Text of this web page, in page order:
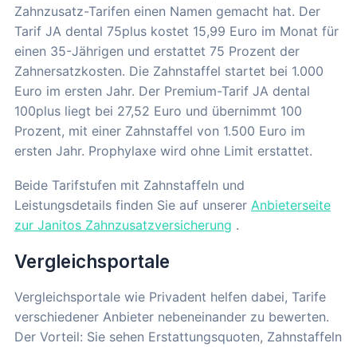
Zahnzusatz-Tarifen einen Namen gemacht hat. Der
Tarif JA dental 75plus kostet 15,99 Euro im Monat für
einen 35-Jährigen und erstattet 75 Prozent der
Zahnersatzkosten. Die Zahnstaffel startet bei 1.000
Euro im ersten Jahr. Der Premium-Tarif JA dental
100plus liegt bei 27,52 Euro und übernimmt 100
Prozent, mit einer Zahnstaffel von 1.500 Euro im
ersten Jahr. Prophylaxe wird ohne Limit erstattet.
Beide Tarifstufen mit Zahnstaffeln und
Leistungsdetails finden Sie auf unserer Anbieterseite
zur Janitos Zahnzusatzversicherung .
Vergleichsportale
Vergleichsportale wie Privadent helfen dabei, Tarife
verschiedener Anbieter nebeneinander zu bewerten.
Der Vorteil: Sie sehen Erstattungsquoten, Zahnstaffeln